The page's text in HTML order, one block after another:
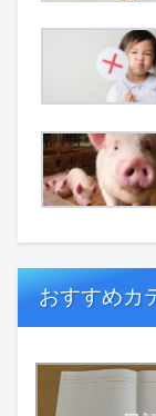
おすすめカ